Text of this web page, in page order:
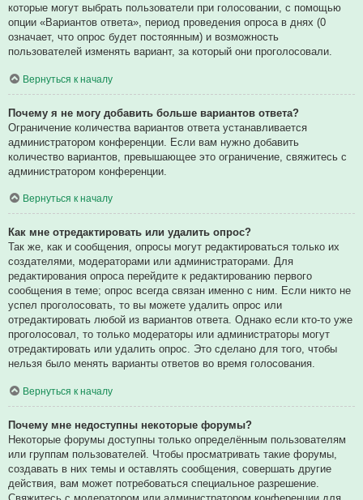
которые могут выбрать пользователи при голосовании, с помощью
опции «Вариантов ответа», период проведения опроса в днях (0
означает, что опрос будет постоянным) и возможность
пользователей изменять вариант, за который они проголосовали.
Вернуться к началу
Почему я не могу добавить больше вариантов ответа?
Ограничение количества вариантов ответа устанавливается
администратором конференции. Если вам нужно добавить
количество вариантов, превышающее это ограничение, свяжитесь с
администратором конференции.
Вернуться к началу
Как мне отредактировать или удалить опрос?
Так же, как и сообщения, опросы могут редактироваться только их
создателями, модераторами или администраторами. Для
редактирования опроса перейдите к редактированию первого
сообщения в теме; опрос всегда связан именно с ним. Если никто не
успел проголосовать, то вы можете удалить опрос или
отредактировать любой из вариантов ответа. Однако если кто-то уже
проголосовал, то только модераторы или администраторы могут
отредактировать или удалить опрос. Это сделано для того, чтобы
нельзя было менять варианты ответов во время голосования.
Вернуться к началу
Почему мне недоступны некоторые форумы?
Некоторые форумы доступны только определённым пользователям
или группам пользователей. Чтобы просматривать такие форумы,
создавать в них темы и оставлять сообщения, совершать другие
действия, вам может потребоваться специальное разрешение.